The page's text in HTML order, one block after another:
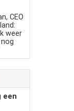
CEO
weer
een